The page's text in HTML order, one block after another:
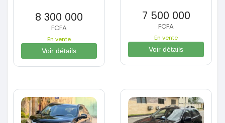
8 300 000
FCFA
En vente
Voir détails
7 500 000
FCFA
En vente
Voir détails